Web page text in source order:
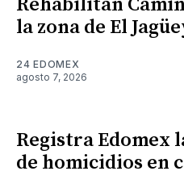
la zona de El
24 EDOMEX
agosto 7, 2026
Registra Edomex
de homicidios en